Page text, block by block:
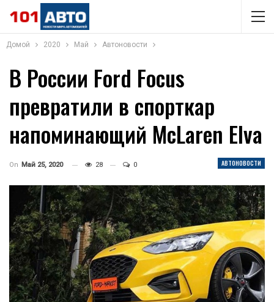
Домой 2020 Май Автоновости
В России Ford Focus
превратили в спорткар
напоминающий McLaren Elva
АВТОНОВОСТИ
On Май 25, 2020 28 0